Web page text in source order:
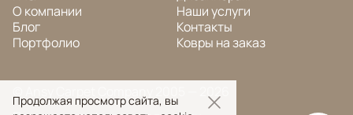
О компании
Блог
Портфолио
Наши услуги
Контакты
Ковры на заказ
© Ansy Carpet Company 2005 — 2026
Продолжая просмотр сайта, вы